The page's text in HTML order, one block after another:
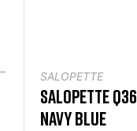
SALOPETTE
SALOPETTE
NAVY BLUE